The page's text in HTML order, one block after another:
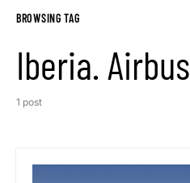
BROWSING TAG
Iberia. Airbus
1 post